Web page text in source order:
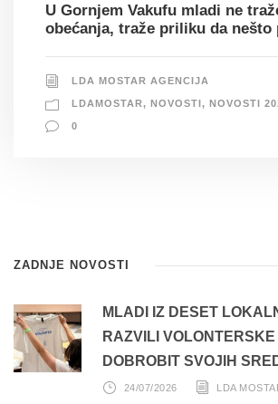
U Gornjem Vakufu mladi ne
obećanja, traže priliku da nešto
LDA MOSTAR AGENCIJA
LDAMOSTAR, NOVOSTI, NOVOSTI
0
ZADNJE NOVOSTI
MLADI IZ DESET
RAZVILI
DOBROBIT SVOJIH
24/07/2026 LDA